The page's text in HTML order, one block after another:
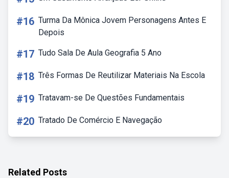
#16 Turma Da Mônica Jovem Personagens Antes E
Depois
#17 Tudo Sala De Aula Geografia 5 Ano
#18 Três Formas De Reutilizar Materiais Na Escola
#19 Tratavam-se De Questões Fundamentais
#20 Tratado De Comércio E Navegação
Related Posts